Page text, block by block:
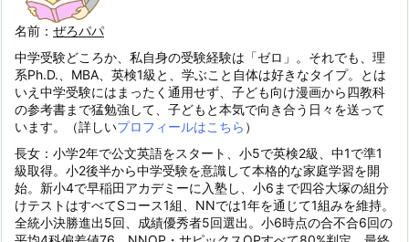
名前： ぜろパパ
中学受験どころか、私自身の受験経験は「ゼロ」。それでも、理
系Ph.D.、MBA、英検1級と、学ぶこと自体は好きなタイプ。とは
いえ中学受験にはまったく通用せず、子ども向け漫画から四教科
の参考書まで猛勉強して、子どもと本気で向き合う日々を送って
います。（詳しいプロフィールはこちら ）
長女：小学2年で公文英語をスタート、小5で英検2級、中1で準1
級取得。小2後半から中学受験を意識して本格的な家庭学習を開
始。新小4で早稲田アカデミーに入塾し、小6まで四谷大塚の組分
けテストはすべてSコース1組、NNでは1年を通じて1組みを維持。
全統小決勝進出5回、成績優秀者5回選出。小6時点の合不合6回の